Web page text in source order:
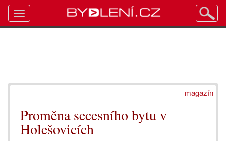
magazín
Proměna secesního bytu v
Holešovicích
Toggle
navigation